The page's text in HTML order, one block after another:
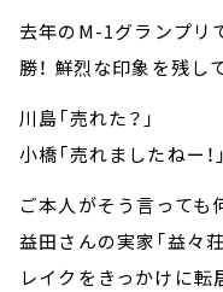
去年のM-1グランプリ
勝！ 鮮烈な印象を残し
川島「売れた？」
小橋「売れましたねー！」
ご本人がそう言っても
益田さんの実家「益々
レイクをきっかけに転